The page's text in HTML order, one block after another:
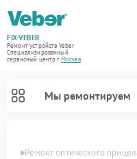
FIX-VEBER
Ремонт устройств Veber
Специализированный
cервисный центр г.Москва
Мы ремонтируем
Ремонт оптического